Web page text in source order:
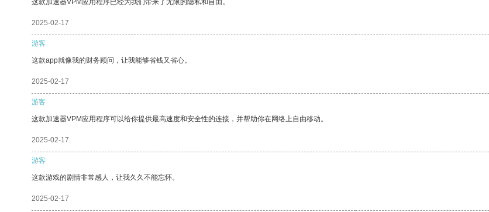
这款加速器VPM应用程序已经为我们带来了无限的隐私和自由。
2025-02-17
游客
这款app就像我的财务顾问，让我能够省钱又省心。
2025-02-17
游客
这款加速器VPM应用程序可以给你提供最高速度和安全性的连接，并帮助你在网络上自由移动。
2025-02-17
游客
这款游戏的剧情非常感人，让我久久不能忘怀。
2025-02-17